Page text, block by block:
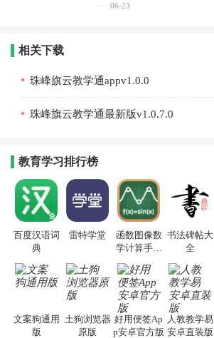
06-23
相关下载
珠峰旗云教学通appv1.0.0
珠峰旗云教学通最新版v1.0.7.0
教育学习排行榜
百度汉语词
典
雷特学堂
函数图像数
学计算手机
书法碑帖大
全
文案狗通用
版
土狗浏览器
原版
好用便签Ap
p安卓官方版
人教教学易
安卓直装版